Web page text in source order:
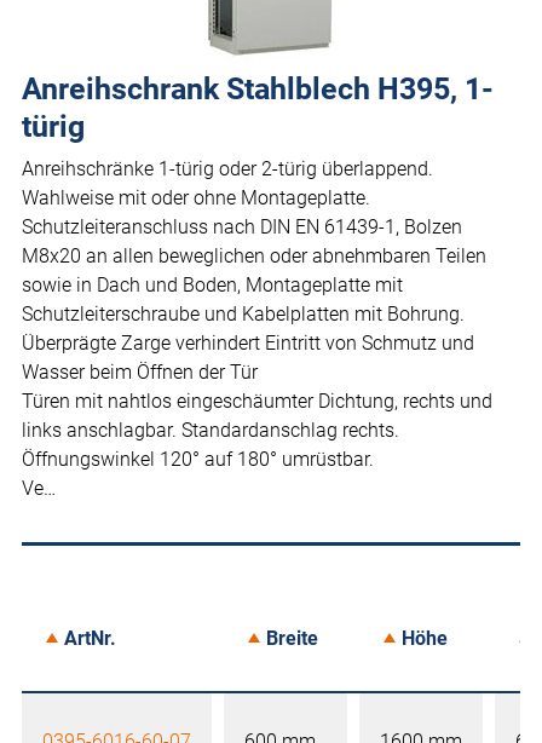
Anreihschrank Stahlblech H395, 1-
türig
Anreihschränke 1-türig oder 2-türig überlappend.
Wahlweise mit oder ohne Montageplatte.
Schutzleiteranschluss nach DIN EN 61439-1, Bolzen
M8x20 an allen beweglichen oder abnehmbaren Teilen
sowie in Dach und Boden, Montageplatte mit
Schutzleiterschraube und Kabelplatten mit Bohrung.
Überprägte Zarge verhindert Eintritt von Schmutz und
Wasser beim Öffnen der Tür
Türen mit nahtlos eingeschäumter Dichtung, rechts und
links anschlagbar. Standardanschlag rechts.
Öffnungswinkel 120° auf 180° umrüstbar.
Ve…
ArtNr. Breite Höhe